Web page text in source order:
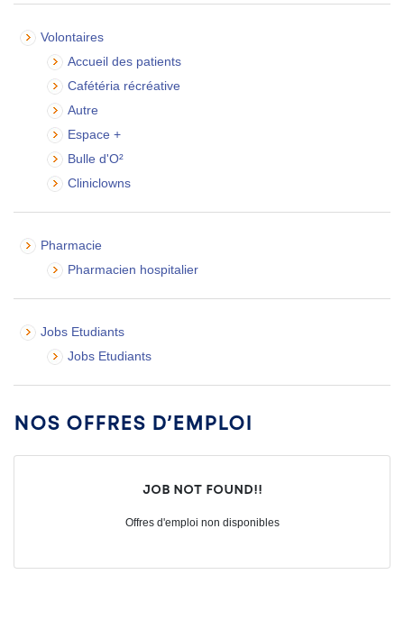
Volontaires
Accueil des patients
Cafétéria récréative
Autre
Espace +
Bulle d'O²
Cliniclowns
Pharmacie
Pharmacien hospitalier
Jobs Etudiants
Jobs Etudiants
Nos offres d’emploi
Job not found!!
Offres d'emploi non disponibles